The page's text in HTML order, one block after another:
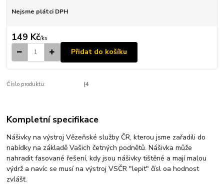
Nejsme plátci DPH
149 Kč/ks
Přidat do košíku
Číslo produktu: |4
Kompletní specifikace
Nášivky na výstroj Vězeňské služby ČR, kterou jsme zařadili do
nabídky na základě Vašich četných podnětů. Nášivka může
nahradit fasované řešení, kdy jsou nášivky tištěné a mají malou
výdrž a navíc se musí na výstroj VSČR "lepit" čísl oa hodnost
zvlášť.